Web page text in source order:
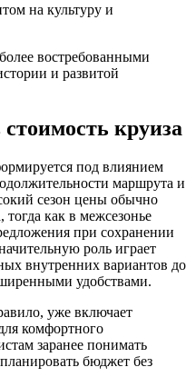
на культуру и
востребованными
и развитой
круиза
под влиянием
маршрута и
сезон цены обычно
как в межсезонье
при сохранении
роль играет
внутренних вариантов до
удобствами.
уже включает
комфортного
заранее понимать
бюджет без